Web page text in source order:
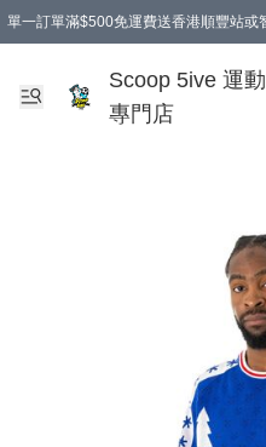
單一訂單滿$500免運費送香港順豐站
Scoop 5ive 運
專門店